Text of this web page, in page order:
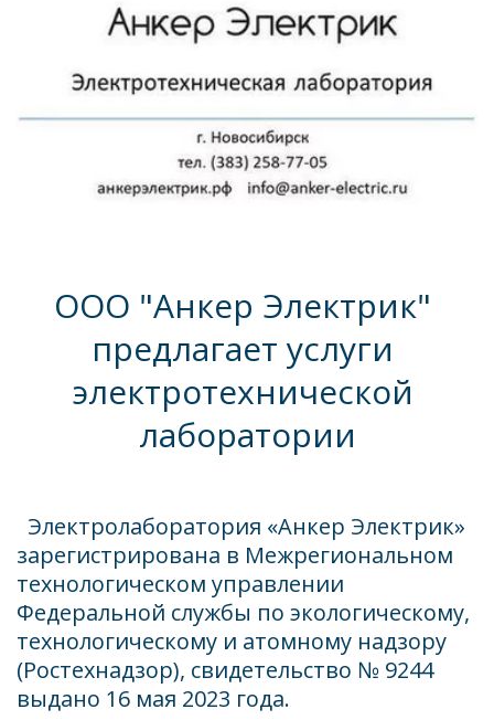
ПОДРОБНЕЕ ОБ
обслуживание
электрооборудования
ПОДРОБНЕЕ ОБ УСЛУГЕ
ООО "Анкер Электрик"
предлагает услуги
электротехнической
лаборатории
зарегистрирована в Межрегиональном
технологическом управлении
Федеральной службы по экологическому,
технологическому и атомному надзору
(Ростехнадзор), свидетельство № 9244
выдано 16 мая 2023 года.